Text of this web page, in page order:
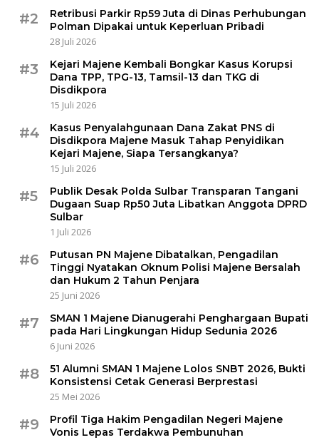
#2
Retribusi Parkir Rp59 Juta di Dinas Perhubungan
Polman Dipakai untuk Keperluan Pribadi
28 Juli 2026
#3
Kejari Majene Kembali Bongkar Kasus Korupsi
Dana TPP, TPG-13, Tamsil-13 dan TKG di
Disdikpora
15 Juli 2026
#4
Kasus Penyalahgunaan Dana Zakat PNS di
Disdikpora Majene Masuk Tahap Penyidikan
Kejari Majene, Siapa Tersangkanya?
15 Juli 2026
#5
Publik Desak Polda Sulbar Transparan Tangani
Dugaan Suap Rp50 Juta Libatkan Anggota DPRD
Sulbar
1 Juli 2026
#6
Putusan PN Majene Dibatalkan, Pengadilan
Tinggi Nyatakan Oknum Polisi Majene Bersalah
dan Hukum 2 Tahun Penjara
25 Juni 2026
#7
SMAN 1 Majene Dianugerahi Penghargaan Bupati
pada Hari Lingkungan Hidup Sedunia 2026
6 Juni 2026
#8
51 Alumni SMAN 1 Majene Lolos SNBT 2026, Bukti
Konsistensi Cetak Generasi Berprestasi
25 Mei 2026
#9
Profil Tiga Hakim Pengadilan Negeri Majene
Vonis Lepas Terdakwa Pembunuhan